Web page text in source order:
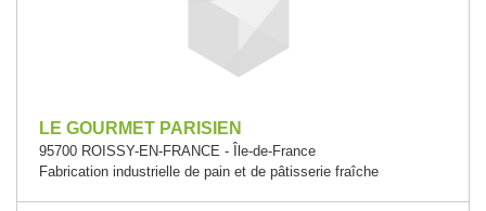
LE GOURMET PARISIEN
95700 ROISSY-EN-FRANCE - Île-de-France
Fabrication industrielle de pain et de pâtisserie fraîche